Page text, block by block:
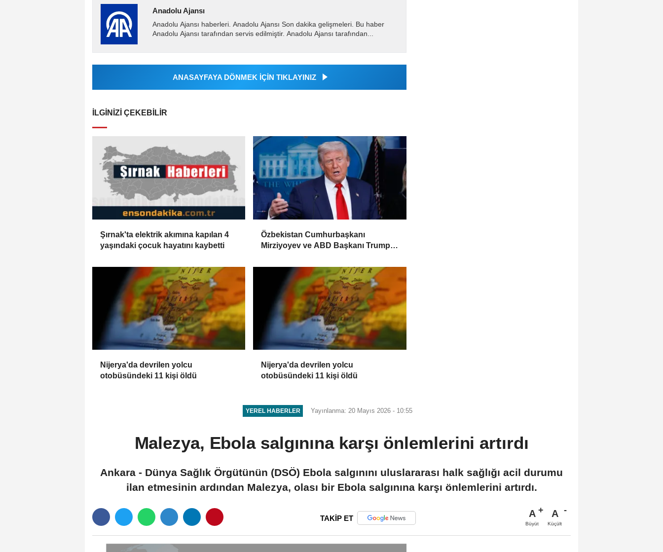
Anadolu Ajansı
Anadolu Ajansı haberleri. Anadolu Ajansı Son dakika gelişmeleri. Bu haber
Anadolu Ajansı tarafından servis edilmiştir. Anadolu Ajansı tarafından...
ANASAYFAYA DÖNMEK İÇİN TIKLAYINIZ
İLGINIZI ÇEKEBILIR
Şırnak'ta elektrik akımına kapılan 4
yaşındaki çocuk hayatını kaybetti
Özbekistan Cumhurbaşkanı
Mirziyoyev ve ABD Başkanı Trump,
aldı
Nijerya'da devrilen yolcu
otobüsündeki 11 kişi öldü
Nijerya'da devrilen yolcu
otobüsündeki 11 kişi öldü
YEREL HABERLER Yayınlanma: 20 Mayıs 2026 - 10:55
Malezya, Ebola salgınına karşı önlemlerini artırdı
Ankara - Dünya Sağlık Örgütünün (DSÖ) Ebola salgınını uluslararası halk sağlığı acil durumu
ilan etmesinin ardından Malezya, olası bir Ebola salgınına karşı önlemlerini artırdı.
TAKİP ET A
Büyüt
A
Küçült